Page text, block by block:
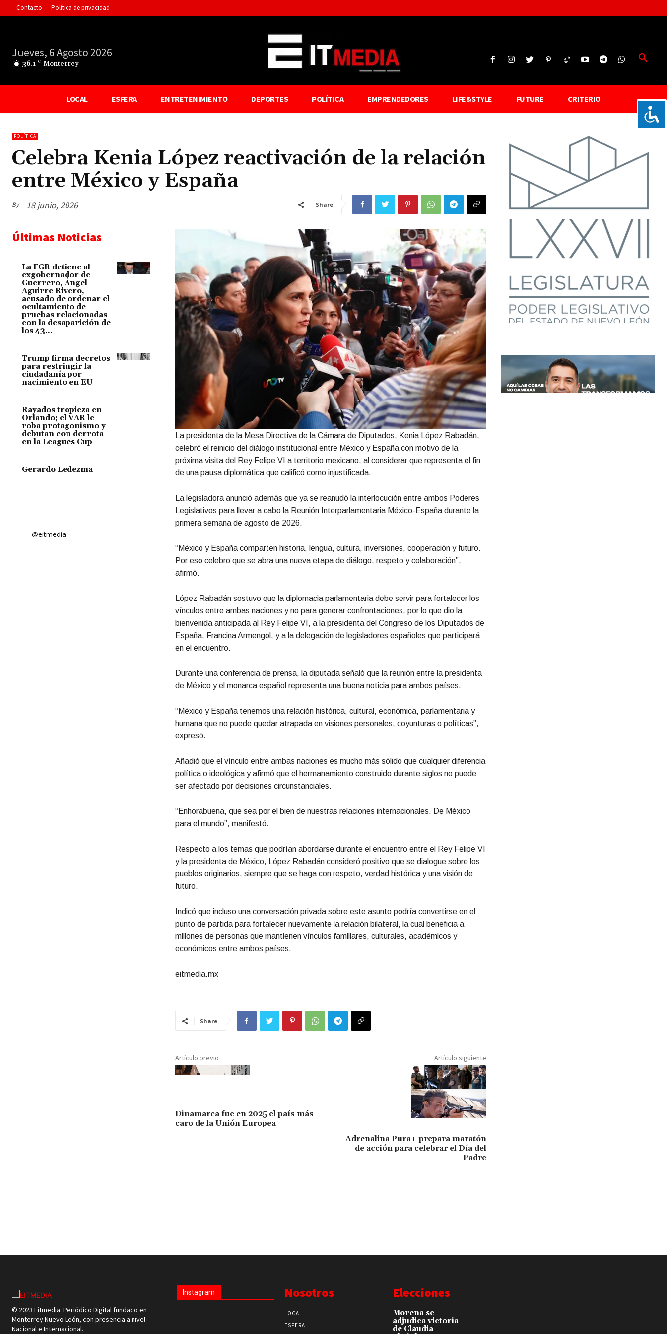
Contacto Política de privacidad
Jueves, 6 Agosto 2026
36.1 C Monterrey
LOCAL ESFERA ENTRETENIMIENTO DEPORTES POLÍTICA EMPRENDEDORES LIFE&STYLE FUTURE CRITERIO
POLÍTICA
Celebra Kenia López reactivación de la relación
entre México y España
By 18 junio, 2026 Share
Últimas Noticias
La FGR detiene al
exgobernador de
Guerrero, Ángel
Aguirre Rivero,
acusado de ordenar el
ocultamiento de
pruebas relacionadas
con la desaparición de
los 43...
Trump firma decretos
para restringir la
ciudadanía por
nacimiento en EU
Rayados tropieza en
Orlando; el VAR le
roba protagonismo y
debutan con derrota
en la Leagues Cup
Gerardo Ledezma
@eitmedia
La presidenta de la Mesa Directiva de la Cámara de Diputados, Kenia López Rabadán,
celebró el reinicio del diálogo institucional entre México y España con motivo de la
próxima visita del Rey Felipe VI a territorio mexicano, al considerar que representa el fin
de una pausa diplomática que calificó como injustificada.
La legisladora anunció además que ya se reanudó la interlocución entre ambos Poderes
Legislativos para llevar a cabo la Reunión Interparlamentaria México-España durante la
primera semana de agosto de 2026.
“México y España comparten historia, lengua, cultura, inversiones, cooperación y futuro.
Por eso celebro que se abra una nueva etapa de diálogo, respeto y colaboración”,
afirmó.
López Rabadán sostuvo que la diplomacia parlamentaria debe servir para fortalecer los
vínculos entre ambas naciones y no para generar confrontaciones, por lo que dio la
bienvenida anticipada al Rey Felipe VI, a la presidenta del Congreso de los Diputados de
España, Francina Armengol, y a la delegación de legisladores españoles que participará
en el encuentro.
Durante una conferencia de prensa, la diputada señaló que la reunión entre la presidenta
de México y el monarca español representa una buena noticia para ambos países.
“México y España tenemos una relación histórica, cultural, económica, parlamentaria y
humana que no puede quedar atrapada en visiones personales, coyunturas o políticas”,
expresó.
Añadió que el vínculo entre ambas naciones es mucho más sólido que cualquier diferencia
política o ideológica y afirmó que el hermanamiento construido durante siglos no puede
ser afectado por decisiones circunstanciales.
“Enhorabuena, que sea por el bien de nuestras relaciones internacionales. De México
para el mundo”, manifestó.
Respecto a los temas que podrían abordarse durante el encuentro entre el Rey Felipe VI
y la presidenta de México, López Rabadán consideró positivo que se dialogue sobre los
pueblos originarios, siempre que se haga con respeto, verdad histórica y una visión de
futuro.
Indicó que incluso una conversación privada sobre este asunto podría convertirse en el
punto de partida para fortalecer nuevamente la relación bilateral, la cual beneficia a
millones de personas que mantienen vínculos familiares, culturales, académicos y
económicos entre ambos países.
eitmedia.mx
Share
Artículo previo
Dinamarca fue en 2025 el país más
caro de la Unión Europea
Artículo siguiente
Adrenalina Pura+ prepara maratón
de acción para celebrar el Día del
Padre
© 2023 Eitmedia. Periódico Digital fundado en
Monterrey Nuevo León, con presencia a nivel
Nacional e Internacional.
Instagram Nosotros
LOCAL
ESFERA
Elecciones
Morena se
adjudica victoria
de Claudia